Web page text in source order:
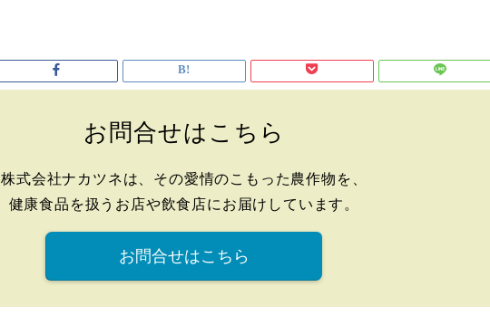
お問合せはこちら
株式会社ナカツネは、その愛情のこもった農作物を、
健康食品を扱うお店や飲食店にお届けしています。
お問合せはこちら